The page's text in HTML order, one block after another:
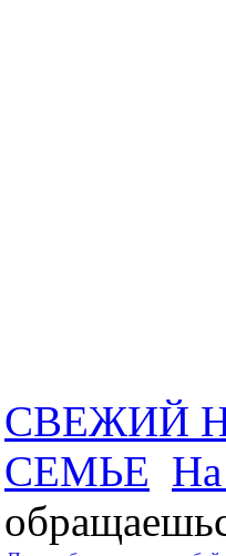
СВЕЖИЙ
СЕМЬЕ На